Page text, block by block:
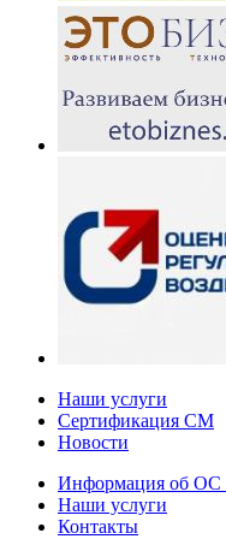
Наши услуги
Сертификация СМ
Новости
Информация об
Наши услуги
Контакты